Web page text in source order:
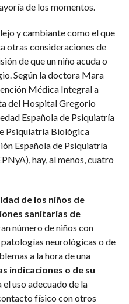
de los momentos.
y cambiante como el que
otras consideraciones de
de que un niño acuda o
Según la doctora Mara
Médica Integral a
del Hospital Gregorio
Española de Psiquiatría
Psiquiatría Biológica
Española de Psiquiatría
hay, al menos, cuatro
de los niños de
sanitarias de
número de niños con
neurológicas o de
a la hora de una
indicaciones o de su
el uso adecuado de la
físico con otros